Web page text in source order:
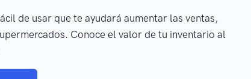
de usar que te ayudará aumentar las ventas,
Conoce el valor de tu inventario al